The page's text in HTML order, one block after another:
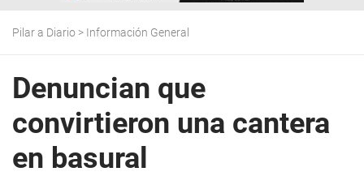
Pilar a Diario > Información General
Denuncian que
convirtieron una cantera
en basural